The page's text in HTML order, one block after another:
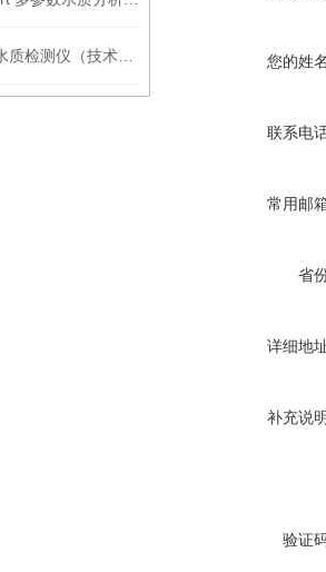
您的姓
联系电
常用邮
省
详细地
补充说
验证